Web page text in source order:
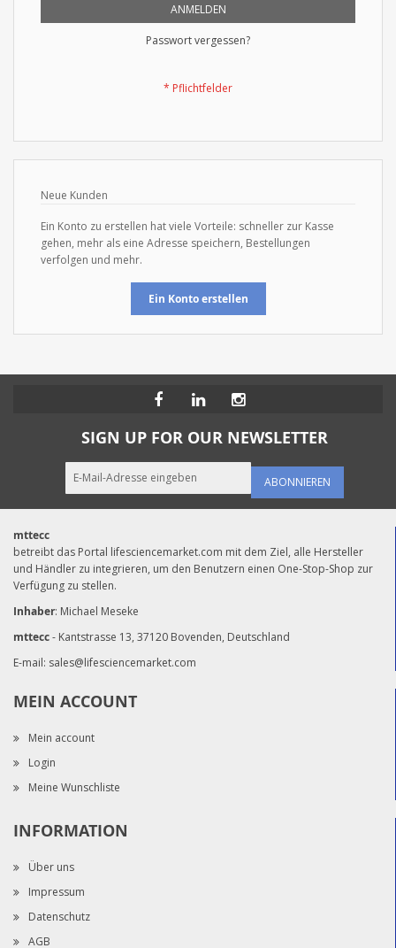
ANMELDEN
Passwort vergessen?
Neue Kunden
Ein Konto zu erstellen hat viele Vorteile: schneller zur Kasse
gehen, mehr als eine Adresse speichern, Bestellungen
verfolgen und mehr.
Ein Konto erstellen
SIGN UP FOR OUR NEWSLETTER
ABONNIEREN
mttecc
betreibt das Portal lifesciencemarket.com mit dem Ziel, alle Hersteller
und Händler zu integrieren, um den Benutzern einen One-Stop-Shop zur
Verfügung zu stellen.
Inhaber: Michael Meseke
mttecc- Kantstrasse 13, 37120 Bovenden, Deutschland
E-mail: sales@lifesciencemarket.com
MEIN ACCOUNT
Mein account
Login
Meine Wunschliste
INFORMATION
Über uns
Impressum
Datenschutz
AGB